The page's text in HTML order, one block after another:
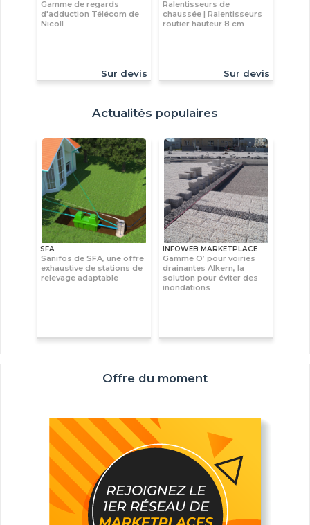
Gamme de regards
d'adduction Télécom de
Nicoll
Sur devis
Ralentisseurs de
chaussée | Ralentisseurs
routier hauteur 8 cm
Sur devis
Actualités populaires
SFA
Sanifos de SFA, une offre
exhaustive de stations de
relevage adaptable
INFOWEB MARKETPLACE
Gamme O’ pour voiries
drainantes Alkern, la
solution pour éviter des
inondations
Offre du moment